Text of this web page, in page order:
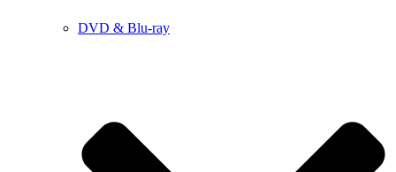
DVD & Blu-ray